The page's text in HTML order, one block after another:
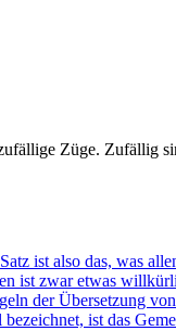
Züge. Zufällig
ist also das, was
ist zwar etwas
der Übersetzung
ist das